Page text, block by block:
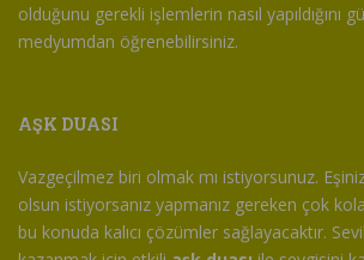
olduğunu gerekli işlemlerin nasıl yapıldığını
medyumdan öğrenebilirsiniz.
AŞK DUASI
Vazgeçilmez biri olmak mı istiyorsunuz. Eşiniz
olsun istiyorsanız yapmanız gereken çok
bu konuda kalıcı çözümler sağlayacaktır.